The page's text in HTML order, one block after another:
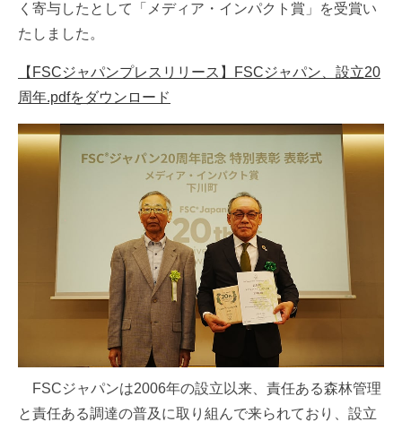
く寄与したとして「メディア・インパクト賞」を受賞い
たしました。
【FSCジャパンプレスリリース】FSCジャパン、設立20
周年.pdfをダウンロード
FSCジャパンは2006年の設立以来、責任ある森林管理
と責任ある調達の普及に取り組んで来られており、設立